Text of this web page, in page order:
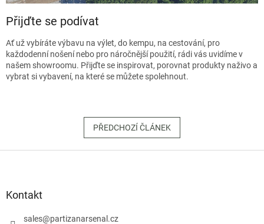
Přijďte se podívat
Ať už vybíráte výbavu na výlet, do kempu, na cestování, pro
každodenní nošení nebo pro náročnější použití, rádi vás uvidíme v
našem showroomu. Přijďte se inspirovat, porovnat produkty naživo a
vybrat si vybavení, na které se můžete spolehnout.
PŘEDCHOZÍ ČLÁNEK
Kontakt
sales@partizanarsenal.cz